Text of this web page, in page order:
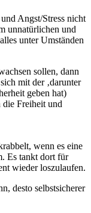
Angst/Stress nicht
unnatürlichen und
unter Umständen
sollen, dann
mit der ‚darunter
geben hat)
Freiheit und
wenn es eine
Es tankt dort für
wieder loszulaufen.
desto selbstsicherer